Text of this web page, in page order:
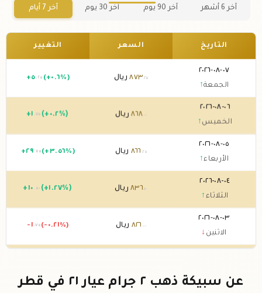
آخر 6 أشهر آخر 90 يوم آخر 30 يوم آخر 7 أيام
التاريخ السعر التغيير
٠٧-٠٨-٢٠٢٦
الجمعة↑
٨٧٣.٢٥ ريال +٥ .٢٥ (+٠.٦%)
٠٦-٠٨-٢٠٢٦
الخميس ↑
٨٦٨ ريال +١ .٧٥ (+٠.٢%)
٠٥-٠٨-٢٠٢٦
الأربعاء↑
٨٦٦ .٢٥ ريال +٢٩ .٧٥ (+٣.٥٦%)
٠٤-٠٨-٢٠٢٦
الثلاثاء ↑
٨٣٦ .٥٠ ريال + ١٠ .٥٠ (+١.٢٧%)
٠٣-٠٨-٢٠٢٦
الاثنين ↓
٨٢٦ .٠٠ ريال -١ .٧٥ (-٠.٢١%)
عن سبيكة ذهب ٢ جرام عيار ٢١ في قطر